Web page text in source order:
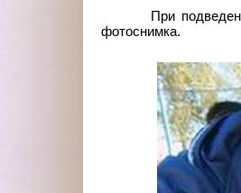
При
фотоснимка.